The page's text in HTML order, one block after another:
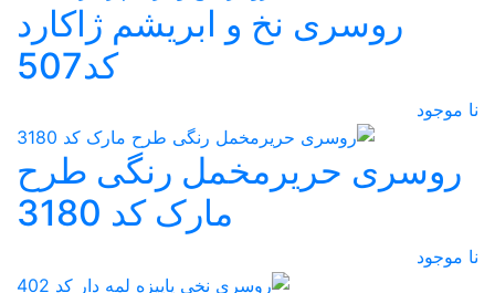
روسری نخ و ابریشم ژاکارد
کد507
نا موجود
روسری حریرمخمل رنگی طرح
مارک کد 3180
نا موجود